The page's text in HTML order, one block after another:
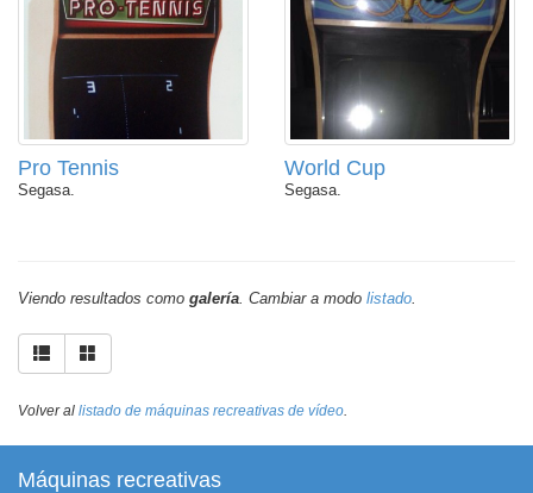
Pro Tennis
Segasa.
World Cup
Segasa.
Viendo resultados como galería. Cambiar a modo listado.
Volver al listado de máquinas recreativas de vídeo.
Máquinas recreativas